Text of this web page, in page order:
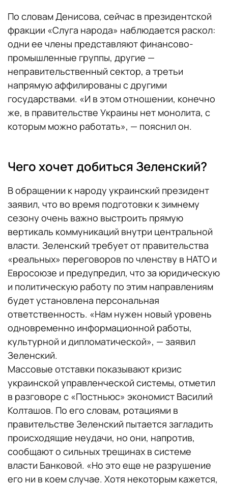
По словам Денисова, сейчас в президентской
фракции «Слуга народа» наблюдается раскол:
одни ее члены представляют финансово-
промышленные группы, другие —
неправительственный сектор, а третьи
напрямую аффилированы с другими
государствами. «И в этом отношении, конечно
же, в правительстве Украины нет монолита, с
которым можно работать», — пояснил он.
Чего хочет добиться Зеленский?
В обращении к народу украинский президент
заявил, что во время подготовки к зимнему
сезону очень важно выстроить прямую
вертикаль коммуникаций внутри центральной
власти. Зеленский требует от правительства
«реальных» переговоров по членству в НАТО и
Евросоюзе и предупредил, что за юридическую
и политическую работу по этим направлениям
будет установлена персональная
ответственность. «Нам нужен новый уровень
одновременно информационной работы,
культурной и дипломатической», — заявил
Зеленский.
Массовые отставки показывают кризис
украинской управленческой системы, отметил
в разговоре с «Постньюс» экономист Василий
Колташов. По его словам, ротациями в
правительстве Зеленский пытается загладить
происходящие неудачи, но они, напротив,
сообщают о сильных трещинах в системе
власти Банковой. «Но это еще не разрушение
его ни в коем случае. Хотя некоторым кажется,